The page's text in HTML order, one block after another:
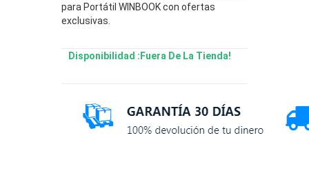
para Portátil WINBOOK con ofertas
exclusivas.
Disponibilidad :Fuera De La Tienda!